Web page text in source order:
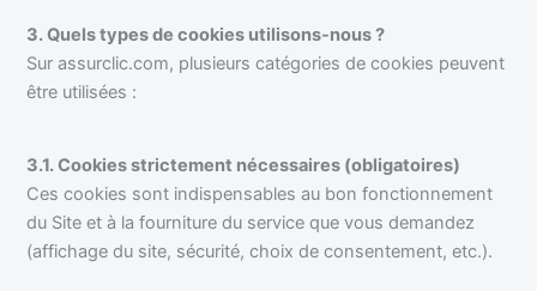
3. Quels types de cookies utilisons-nous ?
Sur assurclic.com, plusieurs catégories de cookies peuvent
être utilisées :
3.1. Cookies strictement nécessaires (obligatoires)
Ces cookies sont indispensables au bon fonctionnement
du Site et à la fourniture du service que vous demandez
(affichage du site, sécurité, choix de consentement, etc.).